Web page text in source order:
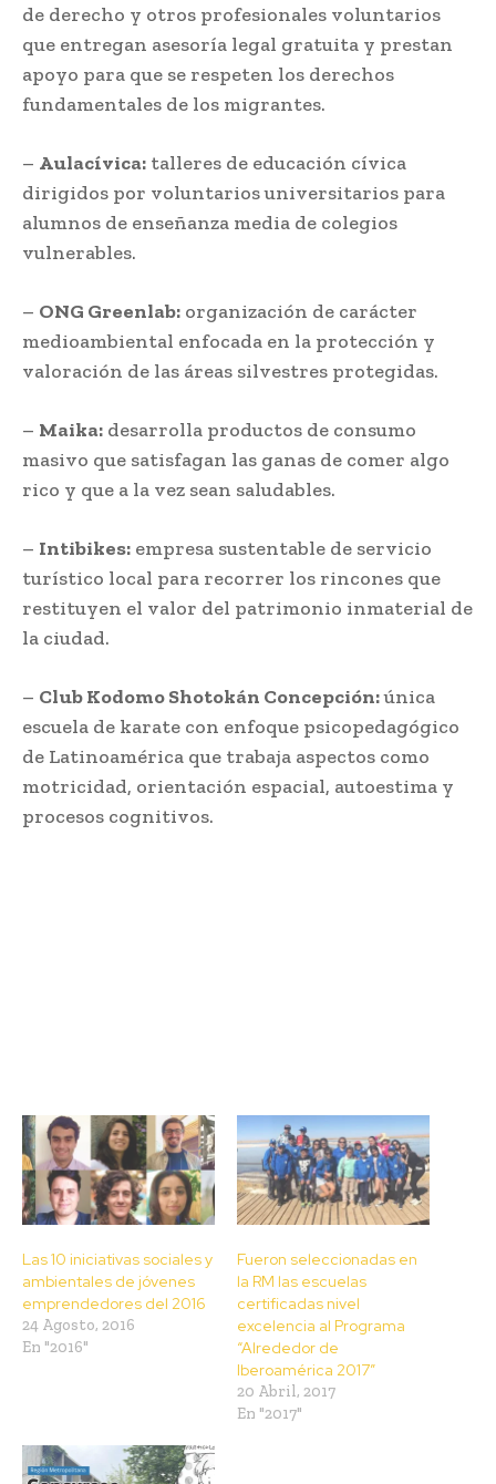
de derecho y otros profesionales voluntarios
que entregan asesoría legal gratuita y prestan
apoyo para que se respeten los derechos
fundamentales de los migrantes.
– Aulacívica: talleres de educación cívica
dirigidos por voluntarios universitarios para
alumnos de enseñanza media de colegios
vulnerables.
– ONG Greenlab: organización de carácter
medioambiental enfocada en la protección y
valoración de las áreas silvestres protegidas.
– Maika: desarrolla productos de consumo
masivo que satisfagan las ganas de comer algo
rico y que a la vez sean saludables.
– Intibikes: empresa sustentable de servicio
turístico local para recorrer los rincones que
restituyen el valor del patrimonio inmaterial de
la ciudad.
– Club Kodomo Shotokán Concepción:única
escuela de karate con enfoque psicopedagógico
de Latinoamérica que trabaja aspectos como
motricidad, orientación espacial, autoestima y
procesos cognitivos.
Las 10 iniciativas sociales y
ambientales de jóvenes
emprendedores del 2016
24 Agosto, 2016
En "2016"
Fueron seleccionadas en
la RM las escuelas
certificadas nivel
excelencia al Programa
“Alrededor de
Iberoamérica 2017”
20 Abril, 2017
En "2017"